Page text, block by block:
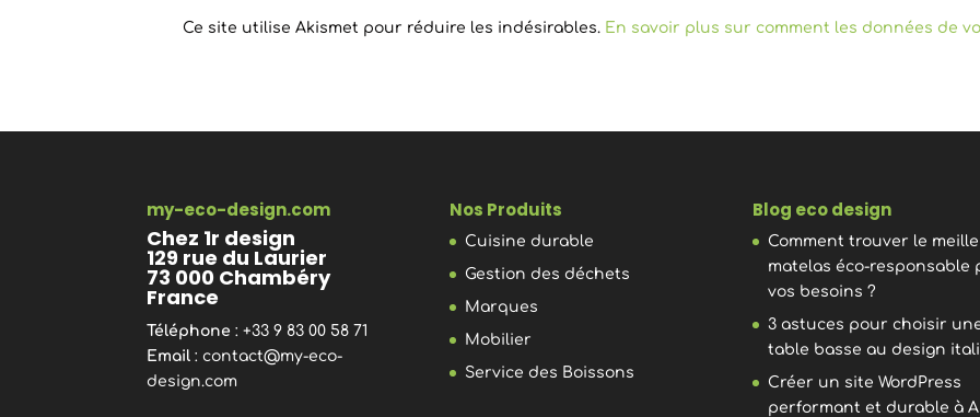
Ce site utilise Akismet pour réduire les indésirables. En savoir plus sur comment les données de
my-eco-design.com
Chez 1r design
129 rue du Laurier
73 000 Chambéry
France
Téléphone : +33 9 83 00 58 71
Email : contact@my-eco-
design.com
Nos Produits
Cuisine durable
Gestion des déchets
Marques
Mobilier
Service des Boissons
Blog eco design
Comment trouver le
matelas éco-responsable
vos besoins ?
3 astuces pour choisir
table basse au design
Créer un site WordPress
performant et durable à